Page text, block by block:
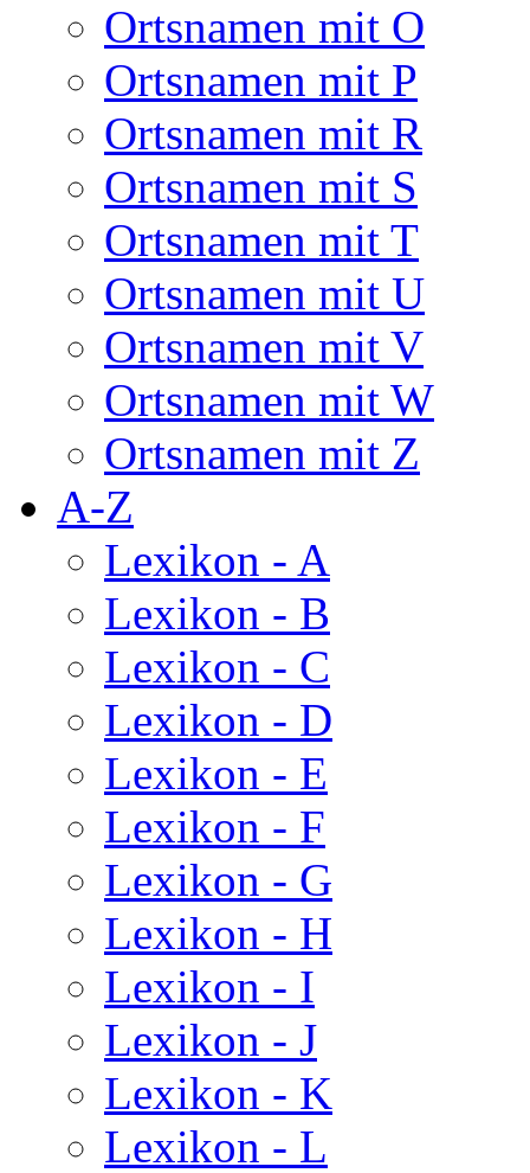
Ortsnamen mit O
Ortsnamen mit P
Ortsnamen mit R
Ortsnamen mit S
Ortsnamen mit T
Ortsnamen mit U
Ortsnamen mit V
Ortsnamen mit W
Ortsnamen mit Z
A-Z
Lexikon - A
Lexikon - B
Lexikon - C
Lexikon - D
Lexikon - E
Lexikon - F
Lexikon - G
Lexikon - H
Lexikon - I
Lexikon - J
Lexikon - K
Lexikon - L